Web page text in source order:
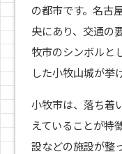
の都市です。名古
央にあり、交通の
牧市のシンボルと
した小牧山城が挙
小牧市は、落ち着
えていることが特
設などの施設が整